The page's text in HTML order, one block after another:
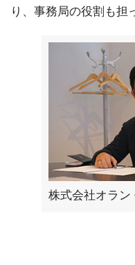
り、事務局の役割も担
株式会社オラ